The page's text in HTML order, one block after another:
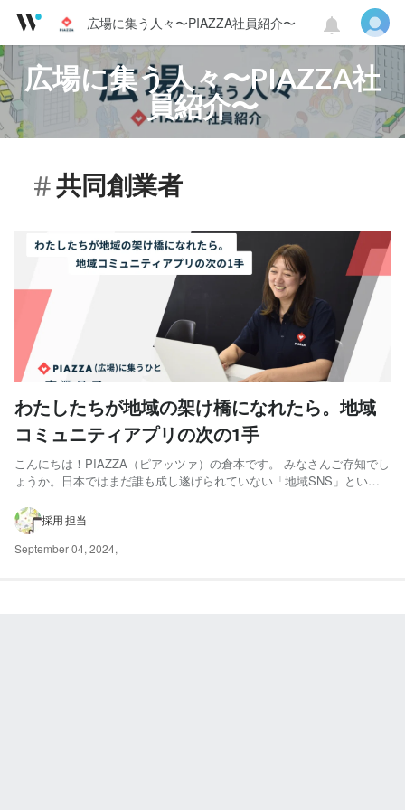
広場に集う人々〜PIAZZA社員紹介〜
広場に集う人々〜PIAZZA社
員紹介〜
共同創業者
わたしたちが地域の架け橋になれたら。地域
コミュニティアプリの次の1手
こんにちは！PIAZZA（ピアッツァ）の倉本です。 みなさんご存知でし
ょうか。日本ではまだ誰も成し遂げられていない「地域SNS」という
それが、PIAZZAの共同創業者であり、COO（最高執行責任者）を務め
る、中学1年生の母親でもある吉澤さんです！ち...
採用 担当
September 04, 2024,